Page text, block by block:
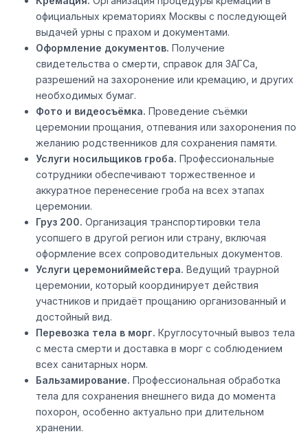
официальных крематориях Москвы с последующей
выдачей урны с прахом и документами.
Оформление документов. Получение
свидетельства о смерти, справок для ЗАГСа,
разрешений на захоронение или кремацию, и других
необходимых бумаг.
Фото и видеосъёмка. Проведение съёмки
церемонии прощания, отпевания или захоронения по
желанию родственников для сохранения памяти.
Услуги носильщиков гроба. Профессиональные
сотрудники обеспечивают торжественное и
аккуратное перенесение гроба на всех этапах
церемонии.
Груз 200. Организация транспортировки тела
усопшего в другой регион или страну, включая
оформление всех сопроводительных документов.
Услуги церемониймейстера. Ведущий траурной
церемонии, который координирует действия
участников и придаёт прощанию организованный и
достойный вид.
Перевозка тела в морг. Круглосуточный вывоз тела
с места смерти и доставка в морг с соблюдением
всех санитарных норм.
Бальзамирование. Профессиональная обработка
тела для сохранения внешнего вида до момента
похорон, особенно актуально при длительном
хранении.